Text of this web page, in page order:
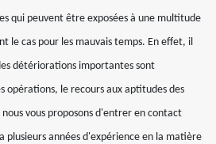
qui peuvent être exposées à une multitude
le cas pour les mauvais temps. En effet, il
détériorations importantes sont
opérations, le recours aux aptitudes des
vous proposons d'entrer en contact
plusieurs années d'expérience en la matière